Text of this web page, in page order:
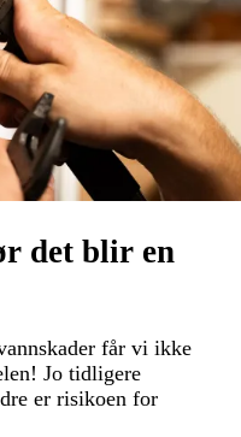
det blir en
får vi ikke
Jo tidligere
er risikoen for